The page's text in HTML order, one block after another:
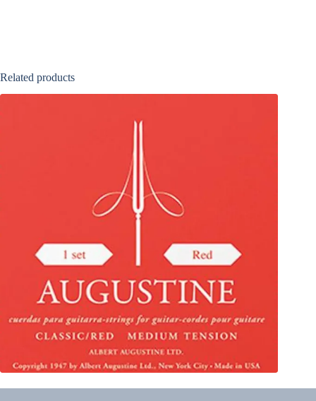
Related products